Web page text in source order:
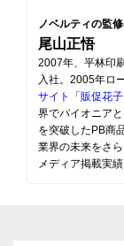
ノベルティの監
尾山正悟
2007年、平林印
入社。2005年ロ
サイト「販促花子
界でパイオニア
を突破したPB商
業界の未来をさら
メディア掲載実績